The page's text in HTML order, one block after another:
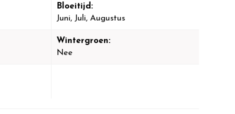
Bloeitijd:
Juni, Juli, Augustus
Wintergroen:
Nee